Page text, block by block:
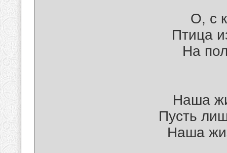
О, с
Птица
На
Наша
Пусть
Наша